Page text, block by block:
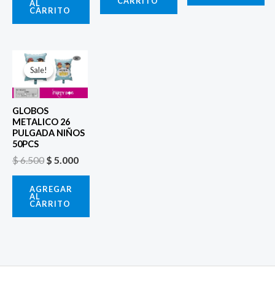
AL
CARRITO
Sale!
Sale!
GLOBOS
METALICO 26
PULGADA NIÑOS
50PCS
$6.500
El
precio
original
era:
$ 5.000
El
AGREGAR
AL
CARRITO